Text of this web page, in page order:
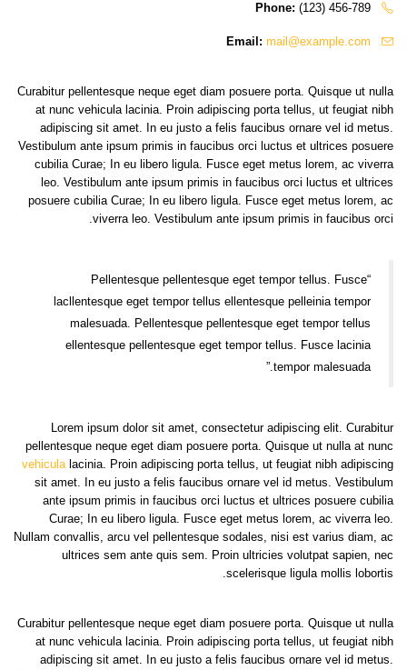
Phone: (123) 456-789
Email: mail@example.com
Curabitur pellentesque neque eget diam posuere porta. Quisque ut nulla
at nunc vehicula lacinia. Proin adipiscing porta tellus, ut feugiat nibh
adipiscing sit amet. In eu justo a felis faucibus ornare vel id metus.
Vestibulum ante ipsum primis in faucibus orci luctus et ultrices posuere
cubilia Curae; In eu libero ligula. Fusce eget metus lorem, ac viverra
leo. Vestibulum ante ipsum primis in faucibus orci luctus et ultrices
posuere cubilia Curae; In eu libero ligula. Fusce eget metus lorem, ac
viverra leo. Vestibulum ante ipsum primis in faucibus orci.
“Pellentesque pellentesque eget tempor tellus. Fusce
lacllentesque eget tempor tellus ellentesque pelleinia tempor
malesuada. Pellentesque pellentesque eget tempor tellus
ellentesque pellentesque eget tempor tellus. Fusce lacinia
tempor malesuada.”
Lorem ipsum dolor sit amet, consectetur adipiscing elit. Curabitur
pellentesque neque eget diam posuere porta. Quisque ut nulla at nunc
vehiculalacinia. Proin adipiscing porta tellus, ut feugiat nibh adipiscing
sit amet. In eu justo a felis faucibus ornare vel id metus. Vestibulum
ante ipsum primis in faucibus orci luctus et ultrices posuere cubilia
Curae; In eu libero ligula. Fusce eget metus lorem, ac viverra leo.
Nullam convallis, arcu vel pellentesque sodales, nisi est varius diam, ac
ultrices sem ante quis sem. Proin ultricies volutpat sapien, nec
scelerisque ligula mollis lobortis.
Curabitur pellentesque neque eget diam posuere porta. Quisque ut nulla
at nunc vehicula lacinia. Proin adipiscing porta tellus, ut feugiat nibh
adipiscing sit amet. In eu justo a felis faucibus ornare vel id metus.